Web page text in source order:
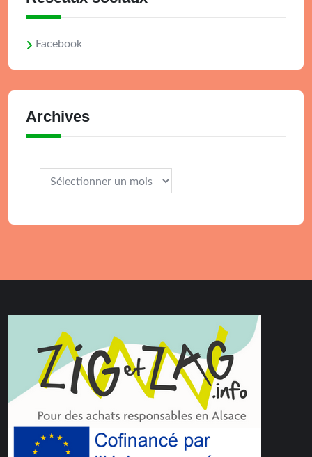
Facebook
Archives